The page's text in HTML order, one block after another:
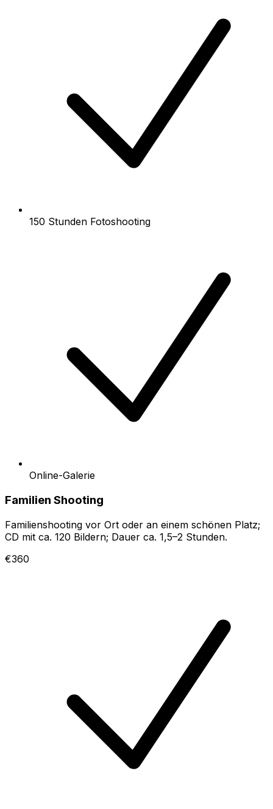
150 Stunden Fotoshooting
Online-Galerie
Familien Shooting
Familienshooting vor Ort oder an einem schönen Platz;
CD mit ca. 120 Bildern; Dauer ca. 1,5–2 Stunden.
€360